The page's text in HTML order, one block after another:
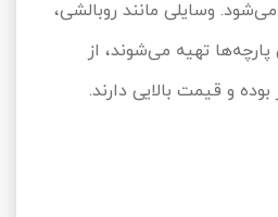
وسایلی مانند روبالشی،
تهیه می‌شوند، از
و قیمت بالایی دارند.